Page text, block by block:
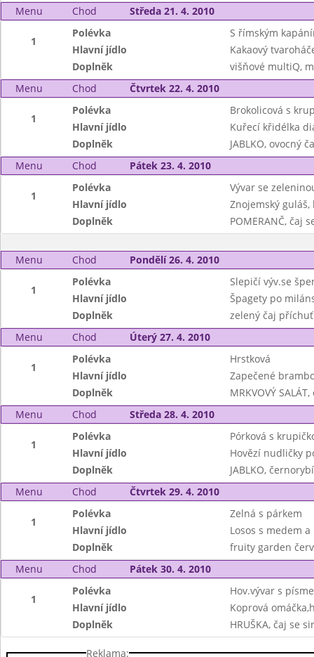
Menu
Chod Středa 21. 4. 2010
1
Polévka
S římským
Hlavní jídlo
Kakaový
Doplněk
višňové multiQ,
Menu
Chod Čtvrtek 22. 4. 2010
1
Polévka
Brokolicová s
Hlavní jídlo
Kuřecí křidélka
Doplněk
JABLKO, ovocný
Menu
Chod Pátek 23. 4. 2010
1
Polévka
Vývar se
Hlavní jídlo
Znojemský
Doplněk
POMERANČ, čaj
Menu Chod Pondělí 26. 4. 2010
1
Polévka
Slepičí výv.se
Hlavní jídlo
Špagety po
Doplněk
zelený čaj
Menu
Chod Úterý 27. 4. 2010
1
Polévka
Hrstková
Hlavní jídlo
Zapečené
Doplněk
MRKVOVÝ
Menu
Chod Středa 28. 4. 2010
1
Polévka
Pórková s
Hlavní jídlo
Hovězí nudličky
Doplněk
JABLKO,
Menu
Chod Čtvrtek 29. 4. 2010
1
Polévka
Zelná s párkem
Hlavní jídlo
Losos s medem
Doplněk
fruity garden
Menu
Chod Pátek 30. 4. 2010
1
Polévka
Hov.vývar s
Hlavní jídlo
Koprová
Doplněk
HRUŠKA, čaj se
Reklama: